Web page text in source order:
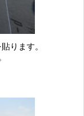
ります。